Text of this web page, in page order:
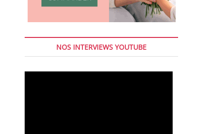
NOS INTERVIEWS YOUTUBE